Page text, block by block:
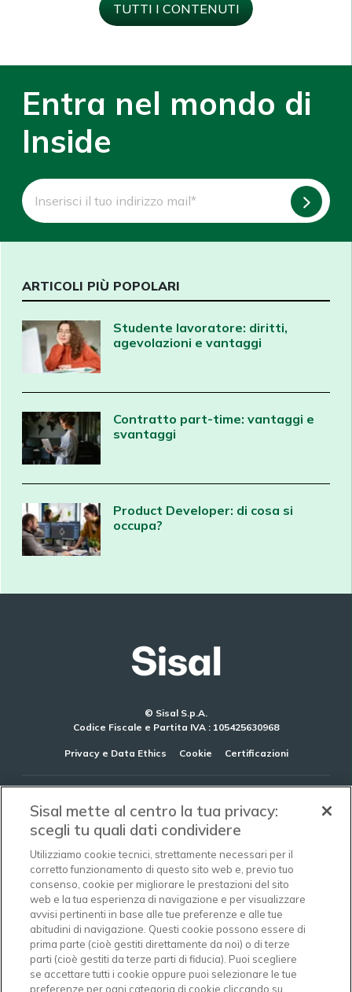
TUTTI I CONTENUTI
Entra nel mondo di
Inside
ARTICOLI PIÙ POPOLARI
Studente lavoratore: diritti,
agevolazioni e vantaggi
Contratto part-time: vantaggi e
svantaggi
Product Developer: di cosa si
occupa?
© Sisal S.p.A.
Codice Fiscale e Partita IVA : 105425630968
Privacy e Data Ethics Cookie Certificazioni
GOVERNANCE
OFFERTA
SOSTENIBILITÀ
NEWS E MEDIA
LAVORARE IN SISAL
Sisal mette al centro la tua privacy:
scegli tu quali dati condividere
Utilizziamo cookie tecnici, strettamente necessari per il
corretto funzionamento di questo sito web e, previo tuo
consenso, cookie per migliorare le prestazioni del sito
web e la tua esperienza di navigazione e per visualizzare
avvisi pertinenti in base alle tue preferenze e alle tue
abitudini di navigazione. Questi cookie possono essere di
prima parte (cioè gestiti direttamente da noi) o di terze
parti (cioè gestiti da terze parti di fiducia). Puoi scegliere
se accettare tutti i cookie oppure puoi selezionare le tue
preferenze per ogni categoria di cookie cliccando su